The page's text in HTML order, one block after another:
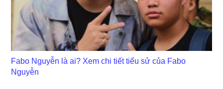
Fabo Nguyễn là ai? Xem chi tiết tiểu sử của Fabo
Nguyễn